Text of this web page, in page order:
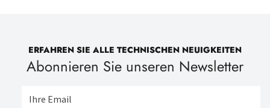
ERFAHREN SIE ALLE TECHNISCHEN NEUIGKEITEN
Abonnieren Sie unseren Newsletter